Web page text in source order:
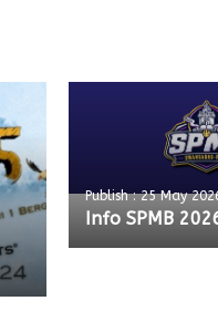
Publish : 25 May
Info SPMB